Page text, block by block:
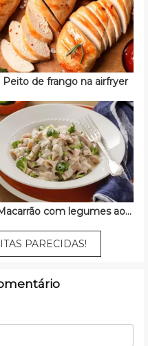
Peito de frango na airfryer
Macarrão com legumes ao molho branco
PARECIDAS!